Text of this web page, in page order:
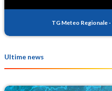
TG Meteo Regionale -
Ultime news